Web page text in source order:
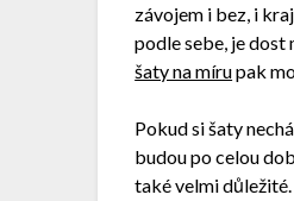
závojem i bez, i
podle sebe, je dost
šaty na mírupak
Pokud si šaty
budou po celou
také velmi